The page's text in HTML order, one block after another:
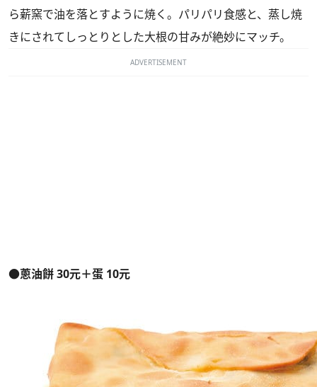
ら薪窯で油を落とすように焼く。パリパリ食感と、蒸し焼
きにされてしっとりとした大根の甘みが絶妙にマッチ。
ADVERTISEMENT
●蔥油餅 30元＋蛋 10元